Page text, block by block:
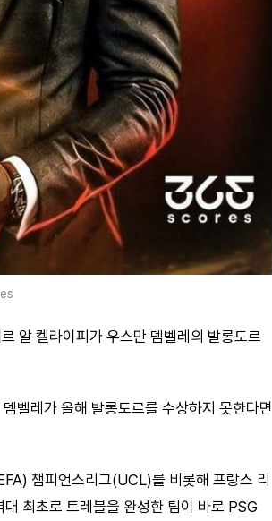
알 켈라이피가 우스만 뎀벨레의 발롱도르
벨레가 올해 발롱도르를 수상하지 못한다면
챔피언스리그(UCL)를 비롯해 프랑스 리
최초로 트레블을 완성한 팀이 바로 PSG